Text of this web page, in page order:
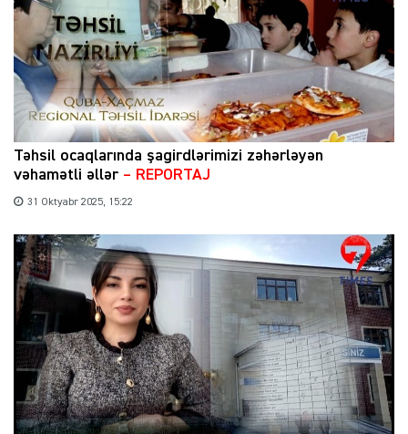
Təhsil ocaqlarında şagirdlərimizi zəhərləyən
vəhamətli əllər – REPORTAJ
31 Oktyabr 2025, 15:22